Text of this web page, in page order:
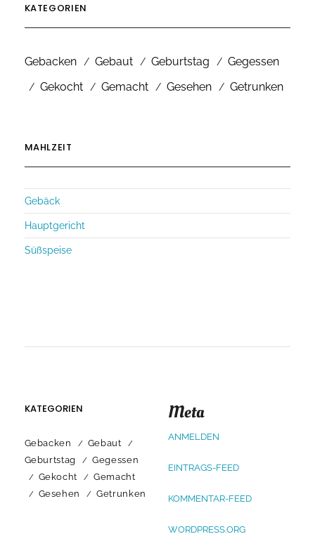
KATEGORIEN
Gebacken Gebaut Geburtstag
Gegessen
Gekocht
Gemacht Gesehen Getrunken
MAHLZEIT
Gebäck
Hauptgericht
Süßspeise
KATEGORIEN
Gebacken
Gebaut
Geburtstag
Gegessen
Gekocht
Gemacht
Gesehen
Getrunken
Meta
ANMELDEN
EINTRAGS-FEED
KOMMENTAR-FEED
WORDPRESS.ORG